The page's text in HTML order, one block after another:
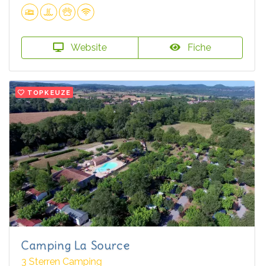
Website Fiche
TOPKEUZE
Camping La Source
3 Sterren Camping